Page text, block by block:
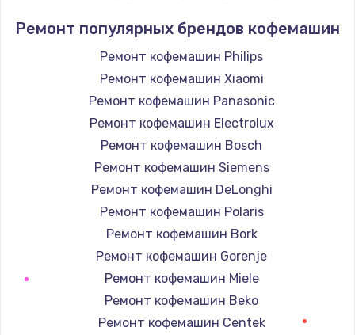
Ремонт популярных брендов кофемашин
Ремонт кофемашин Philips
Ремонт кофемашин Xiaomi
Ремонт кофемашин Panasonic
Ремонт кофемашин Electrolux
Ремонт кофемашин Bosch
Ремонт кофемашин Siemens
Ремонт кофемашин DeLonghi
Ремонт кофемашин Polaris
Ремонт кофемашин Bork
Ремонт кофемашин Gorenje
Ремонт кофемашин Miele
Ремонт кофемашин Beko
Ремонт кофемашин Centek